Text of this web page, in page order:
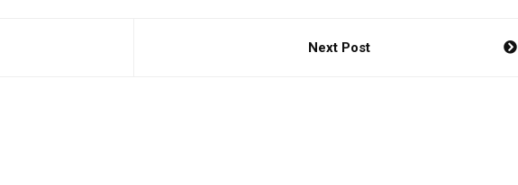
Next Post